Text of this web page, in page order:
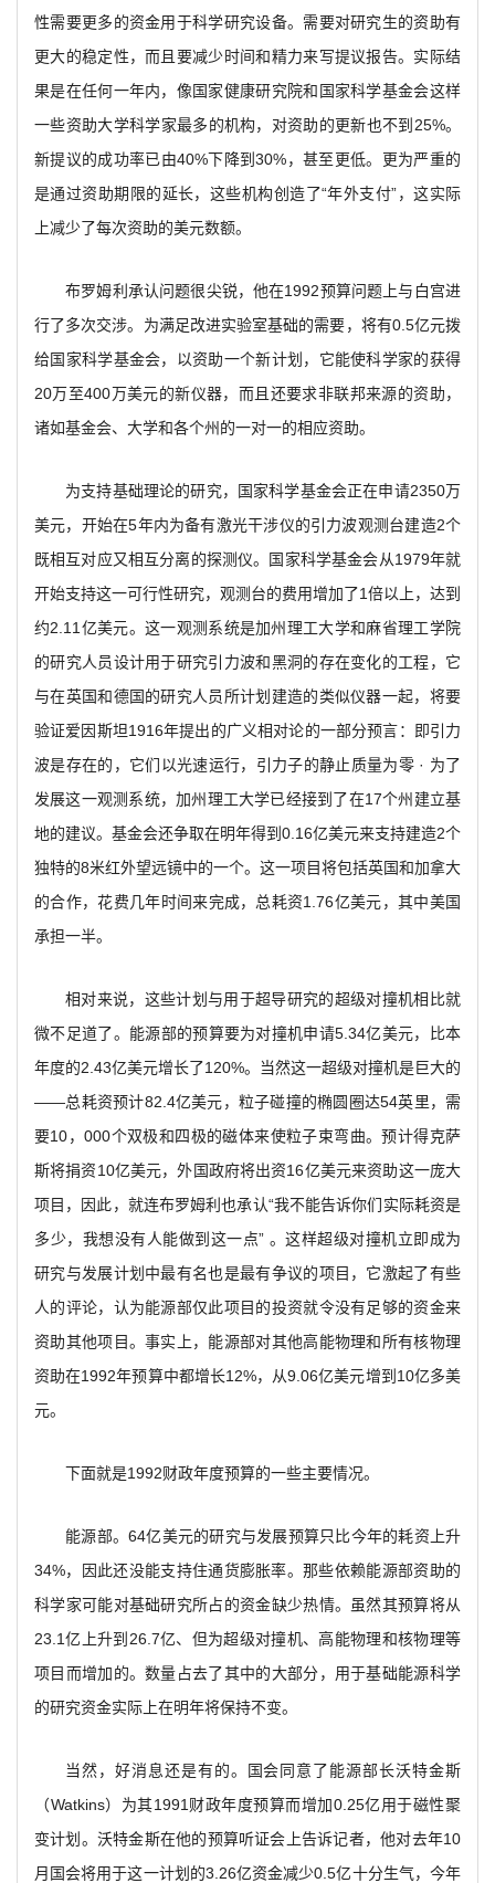
性需要更多的资金用于科学研究设备。需要对研究生的资助有
更大的稳定性，而且要减少时间和精力来写提议报告。实际结
果是在任何一年内，像国家健康研究院和国家科学基金会这样
一些资助大学科学家最多的机构，对资助的更新也不到25%。
新提议的成功率已由40%下降到30%，甚至更低。更为严重的
是通过资助期限的延长，这些机构创造了“年外支付”，这实际
上减少了每次资助的美元数额。
布罗姆利承认问题很尖锐，他在1992预算问题上与白宫进
行了多次交涉。为满足改进实验室基础的需要，将有0.5亿元拨
给国家科学基金会，以资助一个新计划，它能使科学家的获得
20万至400万美元的新仪器，而且还要求非联邦来源的资助，
诸如基金会、大学和各个州的一对一的相应资助。
为支持基础理论的研究，国家科学基金会正在申请2350万
美元，开始在5年内为备有激光干涉仪的引力波观测台建造2个
既相互对应又相互分离的探测仪。国家科学基金会从1979年就
开始支持这一可行性研究，观测台的费用增加了1倍以上，达到
约2.11亿美元。这一观测系统是加州理工大学和麻省理工学院
的研究人员设计用于研究引力波和黑洞的存在变化的工程，它
与在英国和德国的研究人员所计划建造的类似仪器一起，将要
验证爱因斯坦1916年提出的广义相对论的一部分预言：即引力
波是存在的，它们以光速运行，引力子的静止质量为零 · 为了
发展这一观测系统，加州理工大学已经接到了在17个州建立基
地的建议。基金会还争取在明年得到0.16亿美元来支持建造2个
独特的8米红外望远镜中的一个。这一项目将包括英国和加拿大
的合作，花费几年时间来完成，总耗资1.76亿美元，其中美国
承担一半。
相对来说，这些计划与用于超导研究的超级对撞机相比就
微不足道了。能源部的预算要为对撞机申请5.34亿美元，比本
年度的2.43亿美元增长了120%。当然这一超级对撞机是巨大的
——总耗资预计82.4亿美元，粒子碰撞的椭圆圈达54英里，需
要10，000个双极和四极的磁体来使粒子束弯曲。预计得克萨
斯将捐资10亿美元，外国政府将出资16亿美元来资助这一庞大
项目，因此，就连布罗姆利也承认“我不能告诉你们实际耗资是
多少，我想没有人能做到这一点” 。这样超级对撞机立即成为
研究与发展计划中最有名也是最有争议的项目，它激起了有些
人的评论，认为能源部仅此项目的投资就令没有足够的资金来
资助其他项目。事实上，能源部对其他高能物理和所有核物理
资助在1992年预算中都增长12%，从9.06亿美元增到10亿多美
元。
下面就是1992财政年度预算的一些主要情况。
能源部。64亿美元的研究与发展预算只比今年的耗资上升
34%，因此还没能支持住通货膨胀率。那些依赖能源部资助的
科学家可能对基础研究所占的资金缺少热情。虽然其预算将从
23.1亿上升到26.7亿、但为超级对撞机、高能物理和核物理等
项目而增加的。数量占去了其中的大部分，用于基础能源科学
的研究资金实际上在明年将保持不变。
当然，好消息还是有的。国会同意了能源部长沃特金斯
（Watkins）为其1991财政年度预算而增加0.25亿用于磁性聚
变计划。沃特金斯在他的预算听证会上告诉记者，他对去年10
月国会将用于这一计划的3.26亿资金减少0.5亿十分生气，今年